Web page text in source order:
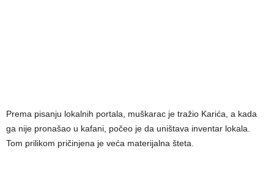
Prema pisanju lokalnih portala, muškarac je tražio Karića, a kada
ga nije pronašao u kafani, počeo je da uništava inventar lokala.
Tom prilikom pričinjena je veća materijalna šteta.